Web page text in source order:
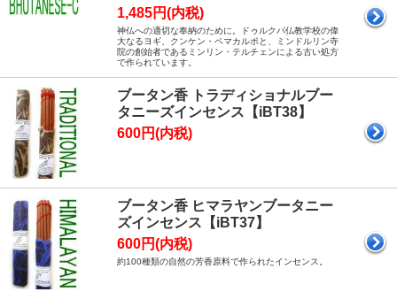
1,485円(内税)
神仏への適切な奉納のために。ドゥルクパ仏教学校の偉
大なるヨギ、クンケン・ペマカルポと、ミンドルリン寺
院の創始者であるミンリン・テルチェンによる古い処方
で作られています。
ブータン香 トラディショナルブー
タニーズインセンス【iBT38】
600円(内税)
ブータン香 ヒマラヤンブータニー
ズインセンス【iBT37】
600円(内税)
約100種類の自然の芳香原料で作られたインセンス。